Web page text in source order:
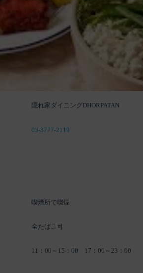
隠れ家ダイニングDHORPATAN
03-3777-2119
喫煙所で喫煙
全たばこ可
11：00～15：00 17：00～23：00